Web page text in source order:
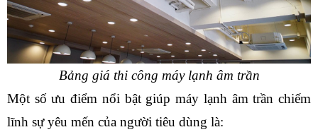
Bảng giá thi công máy lạnh âm trần
Một số ưu điểm nổi bật giúp máy lạnh âm trần chiếm
lĩnh sự yêu mến của người tiêu dùng là: